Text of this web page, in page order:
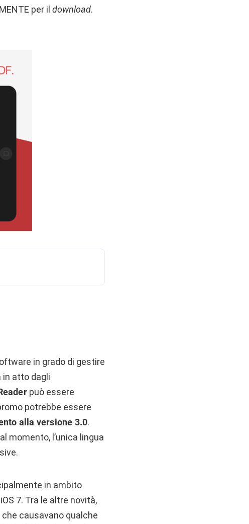
per il download.
in grado di gestire
in atto dagli
può essere
potrebbe essere
alla versione 3.0.
momento, l’unica lingua
in ambito
7. Tra le altre novità,
che causavano qualche